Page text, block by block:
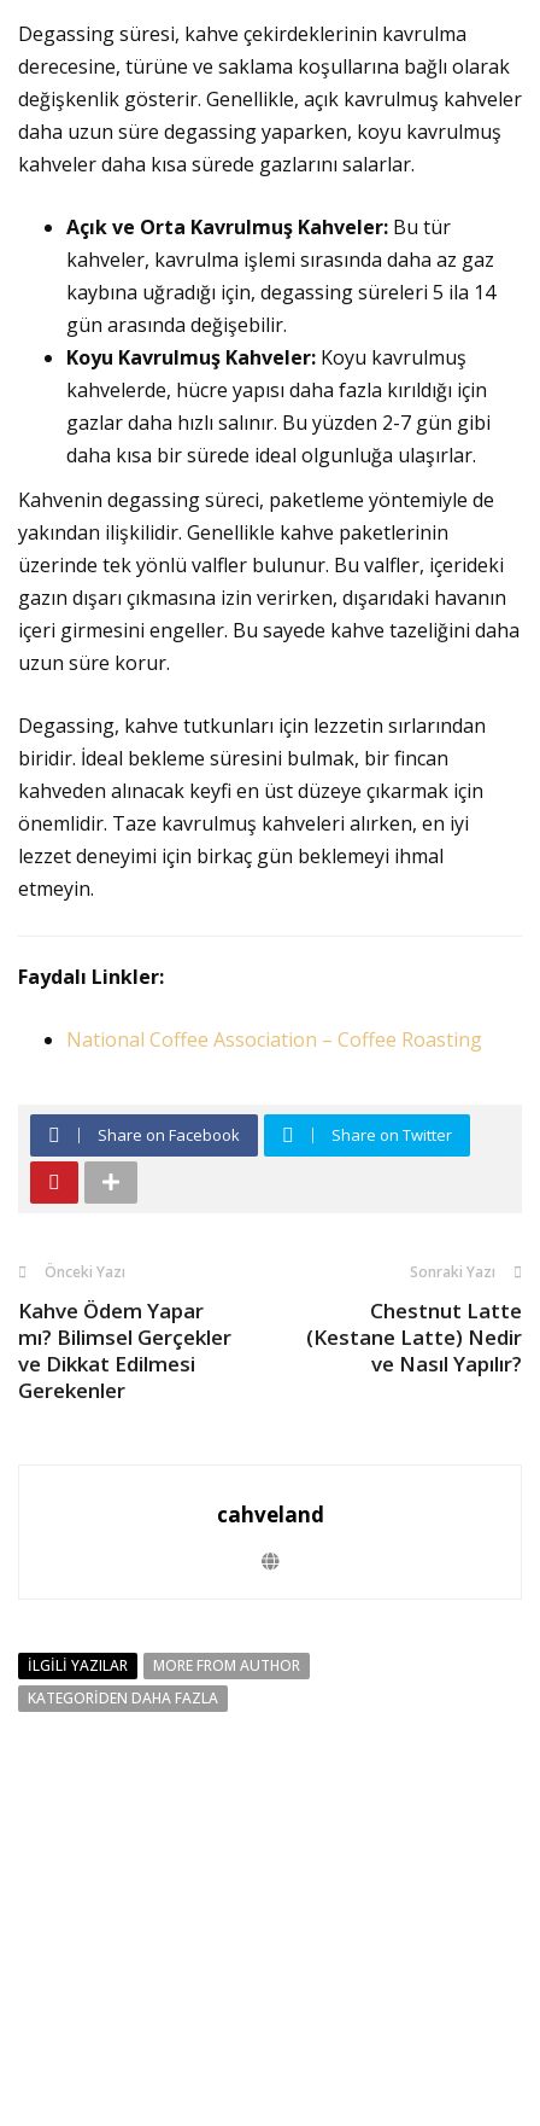
Degassing süresi, kahve çekirdeklerinin kavrulma
derecesine, türüne ve saklama koşullarına bağlı olarak
değişkenlik gösterir. Genellikle, açık kavrulmuş kahveler
daha uzun süre degassing yaparken, koyu kavrulmuş
kahveler daha kısa sürede gazlarını salarlar.
Açık ve Orta Kavrulmuş Kahveler: Bu tür
kahveler, kavrulma işlemi sırasında daha az gaz
kaybına uğradığı için, degassing süreleri 5 ila 14
gün arasında değişebilir.
Koyu Kavrulmuş Kahveler: Koyu kavrulmuş
kahvelerde, hücre yapısı daha fazla kırıldığı için
gazlar daha hızlı salınır. Bu yüzden 2-7 gün gibi
daha kısa bir sürede ideal olgunluğa ulaşırlar.
Kahvenin degassing süreci, paketleme yöntemiyle de
yakından ilişkilidir. Genellikle kahve paketlerinin
üzerinde tek yönlü valfler bulunur. Bu valfler, içerideki
gazın dışarı çıkmasına izin verirken, dışarıdaki havanın
içeri girmesini engeller. Bu sayede kahve tazeliğini daha
uzun süre korur.
Degassing, kahve tutkunları için lezzetin sırlarından
biridir. İdeal bekleme süresini bulmak, bir fincan
kahveden alınacak keyfi en üst düzeye çıkarmak için
önemlidir. Taze kavrulmuş kahveleri alırken, en iyi
lezzet deneyimi için birkaç gün beklemeyi ihmal
etmeyin.
Faydalı Linkler:
National Coffee Association – Coffee Roasting
Share on Facebook Share on Twitter
Önceki Yazı
Kahve Ödem Yapar
mı? Bilimsel Gerçekler
ve Dikkat Edilmesi
Gerekenler
Sonraki Yazı
Chestnut Latte
(Kestane Latte) Nedir
ve Nasıl Yapılır?
cahveland
İLGILI YAZILAR
MORE FROM AUTHOR
KATEGORIDEN DAHA FAZLA